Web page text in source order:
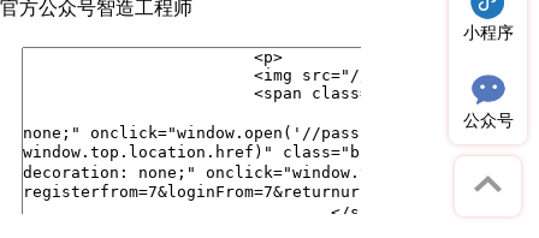
官方公众号智造工程师
小程序
公众号